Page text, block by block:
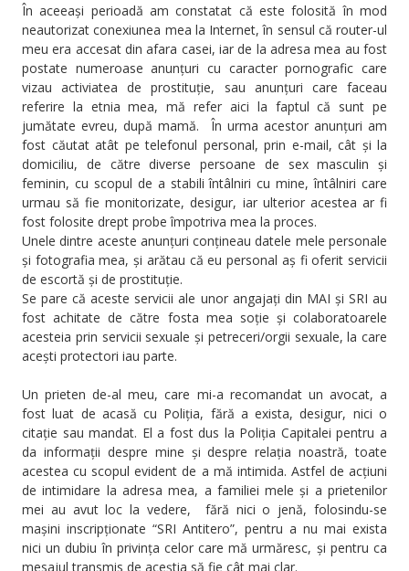
În aceeași perioadă am constatat că este folosită în mod
neautorizat conexiunea mea la Internet, în sensul că router-ul
meu era accesat din afara casei, iar de la adresa mea au fost
postate numeroase anunțuri cu caracter pornografic care
vizau activiatea de prostituție, sau anunțuri care faceau
referire la etnia mea, mă refer aici la faptul că sunt pe
jumătate evreu, după mamă. În urma acestor anunțuri am
fost căutat atât pe telefonul personal, prin e-mail, cât și la
domiciliu, de către diverse persoane de sex masculin și
feminin, cu scopul de a stabili întâlniri cu mine, întâlniri care
urmau să fie monitorizate, desigur, iar ulterior acestea ar fi
fost folosite drept probe împotriva mea la proces.
Unele dintre aceste anunțuri conțineau datele mele personale
și fotografia mea, și arătau că eu personal aș fi oferit servicii
de escortă și de prostituție.
Se pare că aceste servicii ale unor angajați din MAI și SRI au
fost achitate de către fosta mea soție și colaboratoarele
acesteia prin servicii sexuale și petreceri/orgii sexuale, la care
acești protectori iau parte.
Un prieten de-al meu, care mi-a recomandat un avocat, a
fost luat de acasă cu Poliția, fără a exista, desigur, nici o
citație sau mandat. El a fost dus la Poliția Capitalei pentru a
da informații despre mine și despre relația noastră, toate
acestea cu scopul evident de a mă intimida. Astfel de acțiuni
de intimidare la adresa mea, a familiei mele și a prietenilor
mei au avut loc la vedere, fără nici o jenă, folosindu-se
mașini inscripționate “SRI Antitero”, pentru a nu mai exista
nici un dubiu în privința celor care mă urmăresc, și pentru ca
mesajul transmis de aceștia să fie cât mai clar.